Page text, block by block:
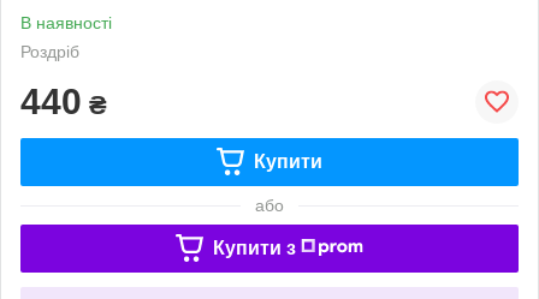
В наявності
Роздріб
440 ₴
Купити
або
Купити з